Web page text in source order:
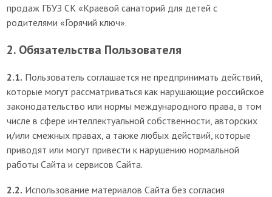
продаж ГБУЗ СК «Краевой санаторий для детей с
родителями «Горячий ключ».
2. Обязательства Пользователя
2.1. Пользователь соглашается не предпринимать действий,
которые могут рассматриваться как нарушающие российское
законодательство или нормы международного права, в том
числе в сфере интеллектуальной собственности, авторских
и/или смежных правах, а также любых действий, которые
приводят или могут привести к нарушению нормальной
работы Сайта и сервисов Сайта.
2.2. Использование материалов Сайта без согласия